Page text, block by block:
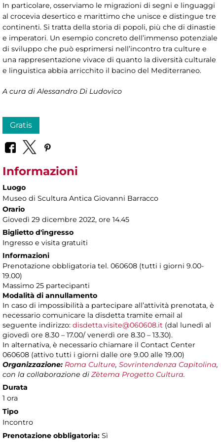
In particolare, osserviamo le migrazioni di segni e linguaggi
al crocevia desertico e marittimo che unisce e distingue tre
continenti. Si tratta della storia di popoli, più che di dinastie
e imperatori. Un esempio concreto dell’immenso potenziale
di sviluppo che può esprimersi nell’incontro tra culture e
una rappresentazione vivace di quanto la diversità culturale
e linguistica abbia arricchito il bacino del Mediterraneo.
A cura di Alessandro Di Ludovico
Gratis
Informazioni
Luogo
Museo di Scultura Antica Giovanni Barracco
Orario
Giovedì 29 dicembre 2022, ore 14.45
Biglietto d'ingresso
Ingresso e visita gratuiti
Informazioni
Prenotazione obbligatoria tel. 060608 (tutti i giorni 9.00-
19.00)
Massimo 25 partecipanti
Modalità di annullamento
In caso di impossibilità a partecipare all’attività prenotata, è
necessario comunicare la disdetta tramite email al
seguente indirizzo: disdetta.visite@060608.it (dal lunedì al
giovedì ore 8.30 – 17.00/ venerdì ore 8.30 – 13.30).
In alternativa, è necessario chiamare il Contact Center
060608 (attivo tutti i giorni dalle ore 9.00 alle 19.00)
Organizzazione: Roma Culture, Sovrintendenza Capitolina,
con la collaborazione di Zètema Progetto Cultura.
Durata
1 ora
Tipo
Incontro
Prenotazione obbligatoria: Sì